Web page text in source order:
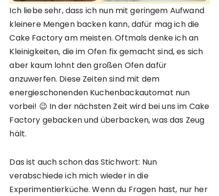
Ich liebe sehr, dass ich nun mit geringem Aufwand
kleinere Mengen backen kann, dafür mag ich die
Cake Factory am meisten. Oftmals denke ich an
Kleinigkeiten, die im Ofen fix gemacht sind, es sich
aber kaum lohnt den großen Ofen dafür
anzuwerfen. Diese Zeiten sind mit dem
energieschonenden Kuchenbackautomat nun
vorbei! 😉 In der nächsten Zeit wird bei uns im Cake
Factory gebacken und überbacken, was das Zeug
hält.
Das ist auch schon das Stichwort: Nun
verabschiede ich mich wieder in die
Experimentierküche. Wenn du Fragen hast, nur her